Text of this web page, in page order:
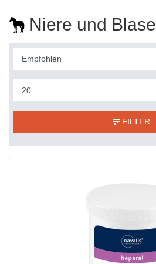
Niere und Blase
FILTER